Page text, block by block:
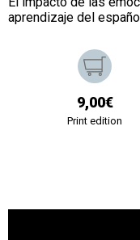
aprendizaje del
9,00€
Print edition